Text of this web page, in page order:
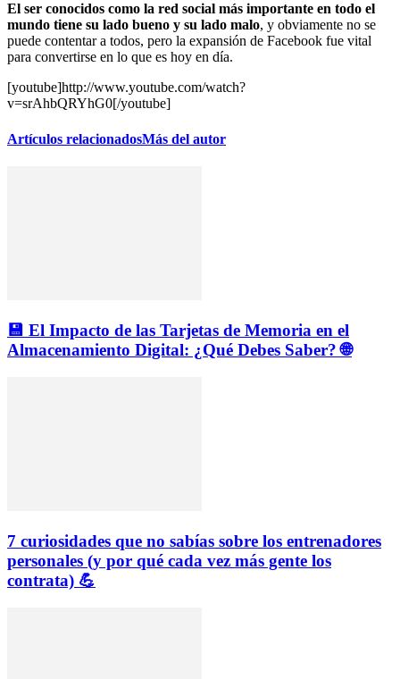
El ser conocidos como la red social más importante en todo el
mundo tiene su lado bueno y su lado malo, y obviamente no se
puede contentar a todos, pero la expansión de Facebook fue vital
para convertirse en lo que es hoy en día.
[youtube]http://www.youtube.com/watch?
v=srAhbQRYhG0[/youtube]
Artículos relacionadosMás del autor
💾 El Impacto de las Tarjetas de Memoria en el
Almacenamiento Digital: ¿Qué Debes Saber? 🌐
7 curiosidades que no sabías sobre los entrenadores
personales (y por qué cada vez más gente los
contrata) 💪